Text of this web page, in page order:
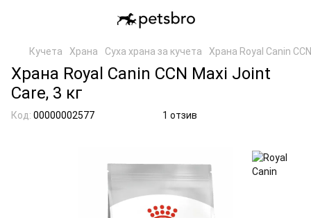
Кучета Храна Суха храна за кучета Храна Royal Canin
Храна Royal Canin CCN Maxi Joint
Care, 3 кг
Код: 00000002577 1 отзив